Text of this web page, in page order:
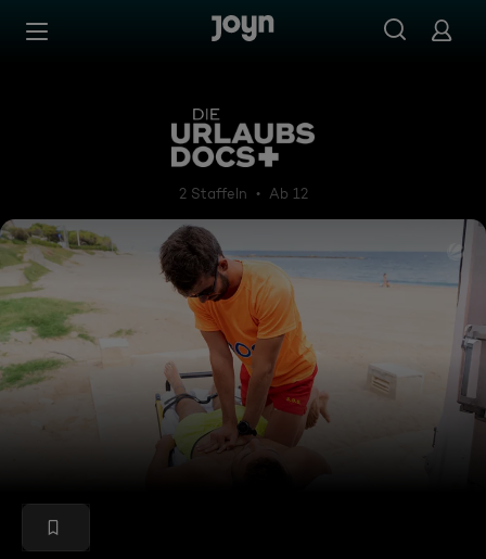
Zum Inhalt springen
Die Urlaubs-Docs
2 Staffeln Ab 12